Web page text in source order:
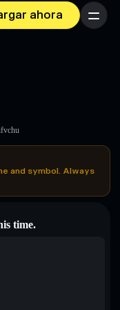
ahora Menú
and symbol. Always
time.